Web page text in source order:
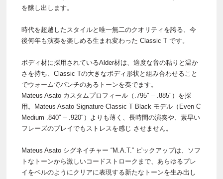
を醸し出します。
時代を超越したスタイルと唯一無二のクオリティを誇る、今
後何年も演奏を楽しめる生まれ変わった Classic T です。
ボディ材に採用されているAlder材は、適度な音の粘りと温か
さを持ち、Classic Tの大きなボディ形状と組み合わせること
でウォームでパンチのあるトーンを奏でます。
Mateus Asato カスタムプロフィール（.795″ – .885″）を採
用。Mateus Asato Signature Classic T Black モデル（Even C
Medium .840″ – .920″）よりも薄く、長時間の演奏や、素早い
フレーズのプレイでもストレスを感じ させません。
Mateus Asato シグネイチャー “M.A.T.” ピックアップは、ソフ
トなトーンから激しいコードストロークまで、あらゆるプレ
イをベルのようにクリアに表現する新たなトーンを生み出し